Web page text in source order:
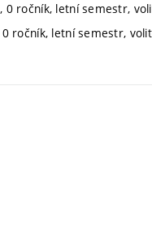
, 0 ročník, letní semestr,
0 ročník, letní semestr,